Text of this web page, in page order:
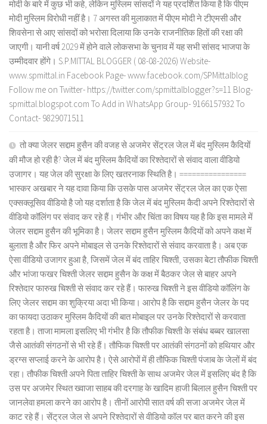
मोदी के बारे में कुछ भी कहे, लेकिन मुस्लिम सांसदों ने यह प्रदर्शित किया है कि पीएम
मोदी मुस्लिम विरोधी नहीं है। 7 अगस्त की मुलाकात में पीएम मोदी ने टीएमसी और
शिवसेना से आए सांसदों को भरोसा दिलाया कि उनके राजनीतिक हितों की रक्षा की
जाएगी। यानी वर्ष 2029 में होने वाले लोकसभा के चुनाव में यह सभी सांसद भाजपा के
उम्मीदवार होंगे। S.P.MITTAL BLOGGER ( 08-08-2026) Website-
www.spmittal.in Facebook Page- www.facebook.com/SPMittalblog
Follow me on Twitter- https://twitter.com/spmittalblogger?s=11 Blog-
spmittal.blogspot.com To Add in WhatsApp Group- 9166157932 To
Contact- 9829071511
तो क्या जेलर सद्दाम हुसैन की वजह से अजमेर सेंट्रल जेल में बंद मुस्लिम कैदियों
की मौज हो रही है? जेल में बंद मुस्लिम कैदियों का रिश्तेदारों से संवाद वाला वीडियो
उजागर। यह जेल की सुरक्षा के लिए खतरनाक स्थिति है। ================
भास्कर अखबार ने यह दावा किया कि उसके पास अजमेर सेंट्रल जेल का एक ऐसा
एक्सक्लूसिव वीडियो है जो यह दर्शाता है कि जेल में बंद मुस्लिम कैदी अपने रिश्तेदारों से
वीडियो कॉलिंग पर संवाद कर रहे हैं। गंभीर और चिंता का विषय यह है कि इस मामले में
जेलर सद्दाम हुसैन की भूमिका है। जेलर सद्दाम हुसैन मुस्लिम कैदियों को अपने कक्ष में
बुलाता है और फिर अपने मोबाइल से उनके रिश्तेदारों से संवाद करवाता है। अब एक
ऐसा वीडियो उजागर हुआ है, जिसमें जेल में बंद ताहिर चिश्ती, उसका बेटा तौफीक चिश्ती
और भांजा फखर चिश्ती जेलर सद्दाम हुसैन के कक्ष में बैठकर जेल से बाहर अपने
रिश्तेदार फारुख चिश्ती से संवाद कर रहे हैं। फारुख चिश्ती ने इस वीडियो कॉलिंग के
लिए जेलर सद्दाम का शुक्रिया अदा भी किया। आरोप है कि सद्दाम हुसैन जेलर के पद
का फायदा उठाकर मुस्लिम कैदियों की बात मोबाइल पर उनके रिश्तेदारों से करवाता
रहता है। ताजा मामला इसलिए भी गंभीर है कि तौफीक चिश्ती के संबंध बब्बर खालसा
जैसे आतंकी संगठनों से भी रहे हैं। तौफिक चिश्ती पर आतंकी संगठनों को हथियार और
ड्रग्स सप्लाई करने के आरोप है। ऐसे आरोपों में ही तौफिक चिश्ती पंजाब के जेलों में बंद
रहा। तौफीक चिश्ती अपने पिता ताहिर चिश्ती के साथ अजमेर जेल में इसलिए बंद है कि
उस पर अजमेर स्थित ख्वाजा साहब की दरगाह के खादिम हाजी बिलाल हुसैन चिश्ती पर
जानलेवा हमला करने का आरोप है। तीनों आरोपी सात वर्ष की सजा अजमेर जेल में
काट रहे हैं। सेंट्रल जेल से अपने रिश्तेदारों से वीडियो कॉल पर बात करने की इस